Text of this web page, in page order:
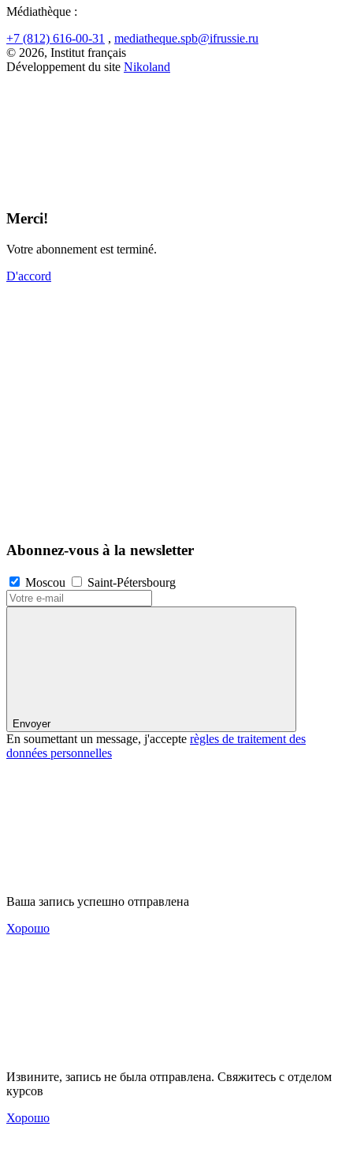
Médiathèque :
+7 (812) 616-00-31 , mediatheque.spb@ifrussie.ru
© 2026, Institut français
Développement du site Nikoland
Merci!
Votre abonnement est terminé.
D'accord
Abonnez-vous à la newsletter
Moscou Saint-Pétersbourg
Envoyer
En soumettant un message, j'accepte règles de traitement des
données personnelles
Ваша запись успешно отправлена
Хорошо
Извините, запись не была отправлена. Свяжитесь с отделом
курсов
Хорошо